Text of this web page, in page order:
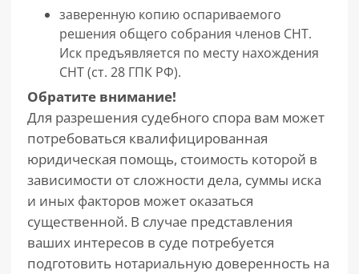
заверенную копию оспариваемого
решения общего собрания членов СНТ.
Иск предъявляется по месту нахождения
СНТ (ст. 28 ГПК РФ).
Обратите внимание!
Для разрешения судебного спора вам может
потребоваться квалифицированная
юридическая помощь, стоимость которой в
зависимости от сложности дела, суммы иска
и иных факторов может оказаться
существенной. В случае представления
ваших интересов в суде потребуется
подготовить нотариальную доверенность на